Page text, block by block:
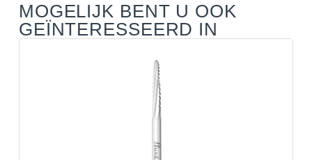
MOGELIJK BENT U OOK
GEÏNTERESSEERD IN